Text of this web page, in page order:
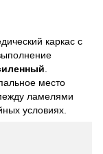
каркас с
.
место
ламелями
условиях.